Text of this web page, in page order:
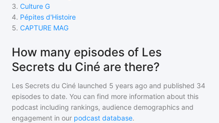
3. Culture G
4. Pépites d'Histoire
5. CAPTURE MAG
How many episodes of Les
Secrets du Ciné are there?
Les Secrets du Ciné launched 5 years ago and published 34
episodes to date. You can find more information about this
podcast including rankings, audience demographics and
engagement in our podcast database.